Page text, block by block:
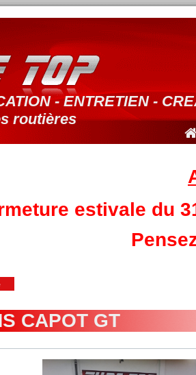
- ENTRETIEN -
routières
estivale du
CAPOT GT